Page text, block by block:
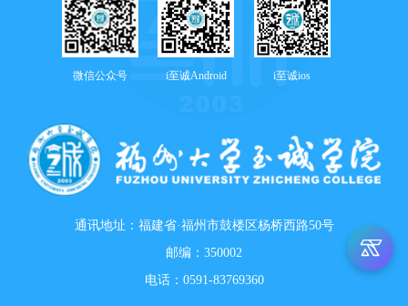
微信公众号 i至诚Android i至诚ios
通讯地址：福建省·福州市鼓楼区杨桥西路50号
邮编：350002
电话：0591-83769360